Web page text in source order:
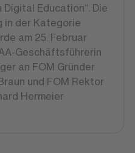
Digital Education“. Die
in der Kategorie
am 25. Februar
Geschäftsführerin
an FOM Gründer
und FOM Rektor
Hermeier